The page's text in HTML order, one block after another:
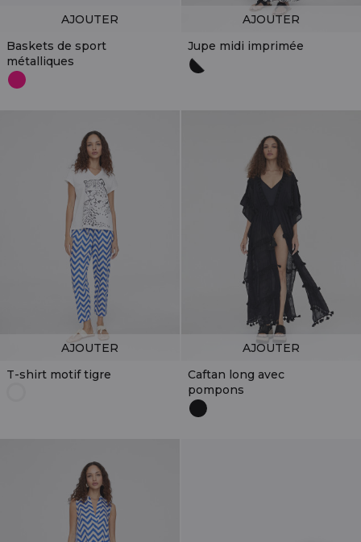
Baskets de sport
métalliques
AJOUTER
Jupe midi imprimée
AJOUTER
T-shirt motif tigre
AJOUTER
Caftan long avec
pompons
AJOUTER